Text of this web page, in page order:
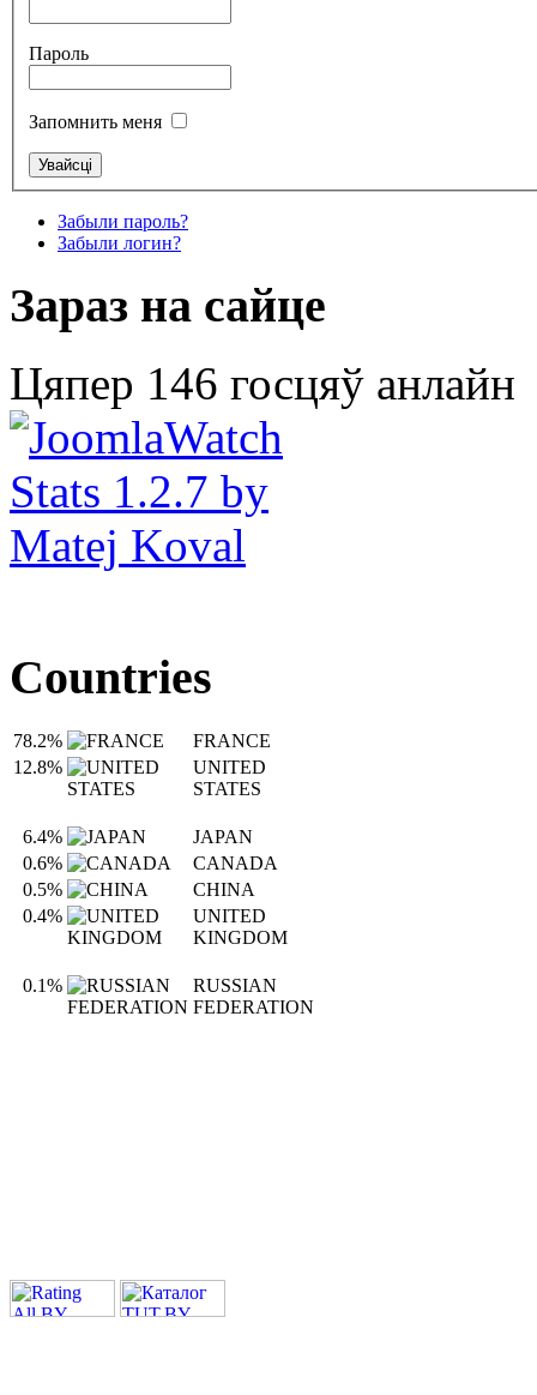
Пароль
Запомнить меня
Забыли пароль?
Забыли логин?
Зараз на сайце
Цяпер 146 госцяў анлайн
Countries
78.2%
FRANCE
12.8%
UNITED
STATES
6.4%
JAPAN
0.6%
CANADA
0.5%
CHINA
0.4%
UNITED
KINGDOM
0.1%
RUSSIAN
FEDERATION